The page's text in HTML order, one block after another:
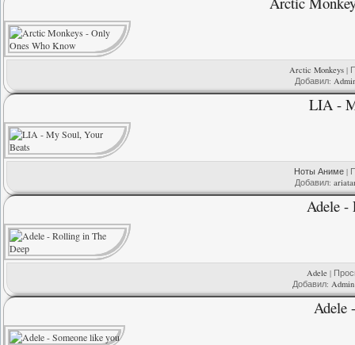
Arctic Monkeys |
Добавил:
LIA -
Ноты Аниме|
Добавил:
Adele -
Adele|
Добавил: Admin
Adele